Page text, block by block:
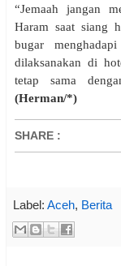
“Jemaah jangan
Haram saat siang
bugar
dilaksanakan di
tetap sama
(Herman/*)
SHARE :
Label: Aceh, Berita